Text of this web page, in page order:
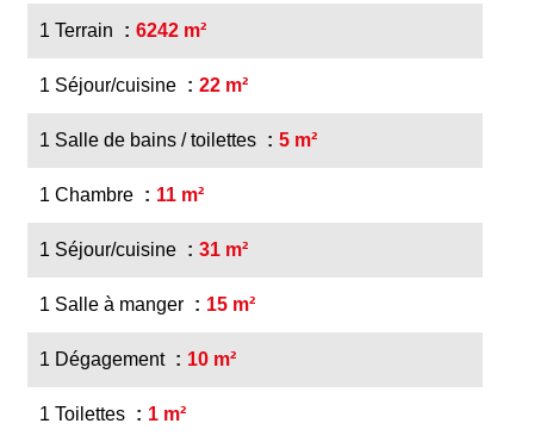
1 Terrain 6242 m²
1 Séjour/cuisine 22 m²
1 Salle de bains / toilettes 5 m²
1 Chambre 11 m²
1 Séjour/cuisine 31 m²
1 Salle à manger 15 m²
1 Dégagement 10 m²
1 Toilettes 1 m²